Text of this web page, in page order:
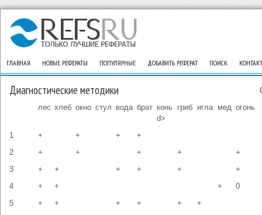
ГЛАВНАЯ НОВЫЕ РЕФЕРАТЫ ПОПУЛЯРНЫЕ ДОБАВИТЬ РЕФЕРАТ ПОИСК
Диагностические методики
лес хлеб окно стул вода брат конь
d>
гриб игла мед огонь
1 + + +
+
2
+ + + +
+
3
+ + + + +
+
4
+ + +
0
5
+ + + + +
+